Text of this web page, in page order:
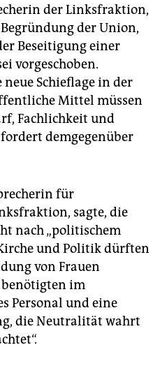
der Linksfraktion,
der Union,
Beseitigung einer
vorgeschoben.
Schieflage in der
Mittel müssen
Fachlichkeit und
demgegenüber
für
sagte, die
nach „politischem
und Politik dürften
von Frauen
benötigten im
Personal und eine
die Neutralität wahrt